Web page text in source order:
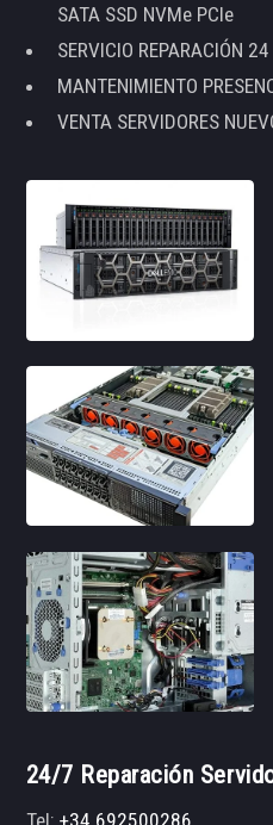
SATA SSD NVMe PCIe
SERVICIO REPARACIÓN
MANTENIMIENTO
VENTA SERVIDORES
24/7 Reparación
Tel:+34 692500286